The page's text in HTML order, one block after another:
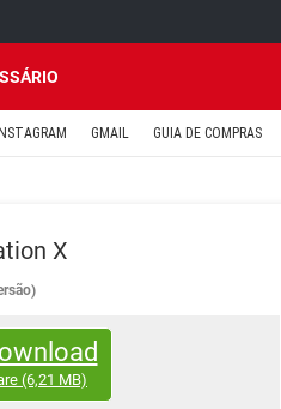
INSTAGRAM GMAIL GUIA DE COMPRAS
X
(6,21 MB)